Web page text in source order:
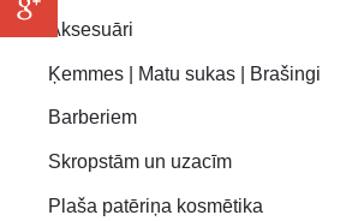
Aksesuāri
Ķemmes | Matu sukas | Brašingi
Barberiem
Skropstām un uzacīm
Plaša patēriņa kosmētika